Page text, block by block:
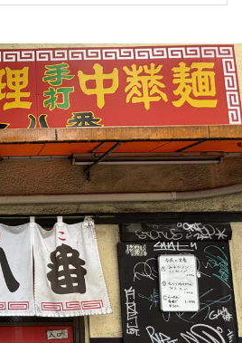
发，在城镇发生变化的同时，中野
气息。这座城市的多样性也与这座
征有关，这座城市居住着来自约
的约 17,000 人。